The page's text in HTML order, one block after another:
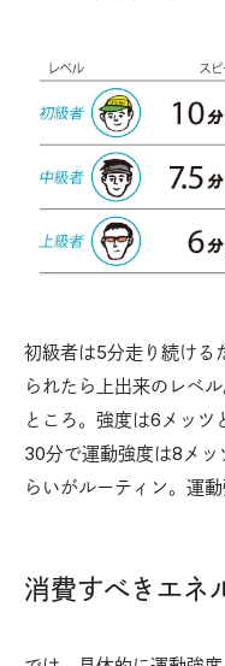
初級者は5分走り続ける
られたら上出来のレベ
ところ。強度は6メッツ
30分で運動強度は8メッ
らいがルーティン。運
消費すべきエネ